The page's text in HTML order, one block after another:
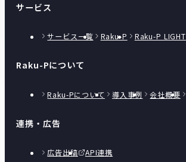
サービス
サービス一覧 Raku-P Raku-P LIGHT
Raku-Pについて
Raku-Pについて 導入事例 会社概要
連携・広告
広告出稿 API連携